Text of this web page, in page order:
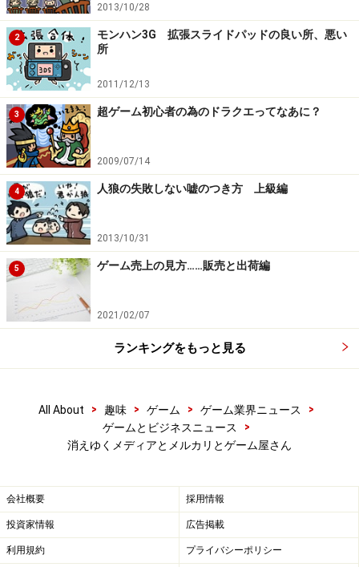
次のユーザーに売るビジネスをしていました。
しかし、状況が刻々と変化していきます。1つは、オン
ラインダウンロード販売の環境が整い、パッケージをお
店で買わずに、データだけを買うユーザーが増えていっ
たこと。もう1つは、コンシューマーゲーム業界の市場
そのものが縮小傾向となり、モバイル端末向けの市場が
大きくなったこと。モバイル端末向けのゲーム市場に対
して、ゲーム販売店はほとんど何も関わることができま
せん。
この話はゲームに限ったことではなく、多くのコンテン
ツ業界がデジタル化とオンライン配信が進み、ゲーム、
書籍、音楽、映像その全てにおいて、ユーザーは店舗を
介さずにデータ配信を受けて楽しめる環境が整ってきま
した。ゲオのようなお店をメディア複合店と呼ぶ、とい
うご説明をしましたが、その「メディア」というものが
と、それを阻むメルカリ
こういった業界の流れに対応すべく、ゲオが目をつけた
のが、洋服などのリユースです。遅かれ早かれ、ゲーム
2013/10/28
2
モンハン3G 拡張スライドパッドの良い所、悪い
所
2011/12/13
3 超ゲーム初心者の為のドラクエってなあに？
2009/07/14
4 人狼の失敗しない嘘のつき方 上級編
2013/10/31
5 ゲーム売上の見方……販売と出荷編
2021/02/07
ランキングをもっと見る
All About > 趣味 > ゲーム > ゲーム業界ニュース
>
ゲームとビジネスニュース
>
消えゆくメディアとメルカリとゲーム屋さん
会社概要 採用情報
投資家情報 広告掲載
利用規約 プライバシーポリシー